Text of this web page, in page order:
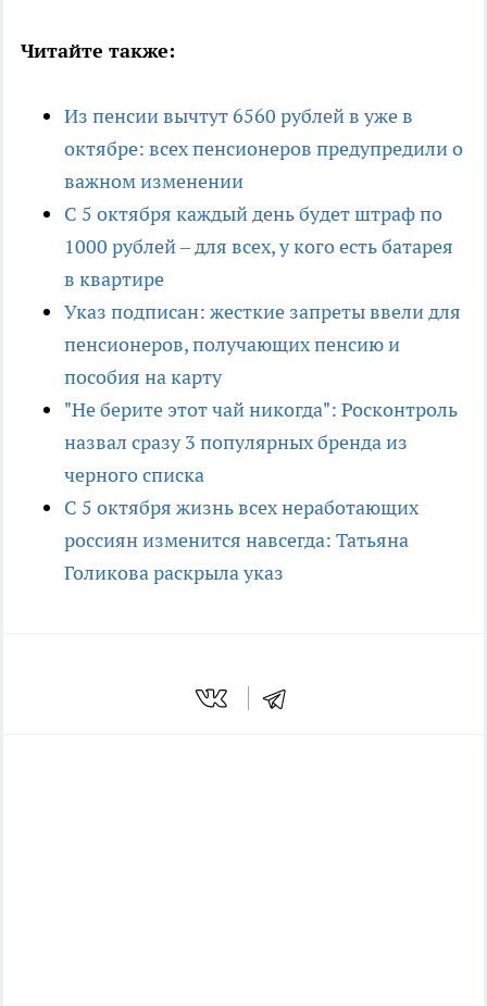
Читайте также:
Из пенсии вычтут 6560 рублей в уже в
октябре: всех пенсионеров предупредили о
важном изменении
С 5 октября каждый день будет штраф по
1000 рублей – для всех, у кого есть батарея
в квартире
Указ подписан: жесткие запреты ввели для
пенсионеров, получающих пенсию и
пособия на карту
"Не берите этот чай никогда": Росконтроль
назвал сразу 3 популярных бренда из
черного списка
С 5 октября жизнь всех неработающих
россиян изменится навсегда: Татьяна
Голикова раскрыла указ